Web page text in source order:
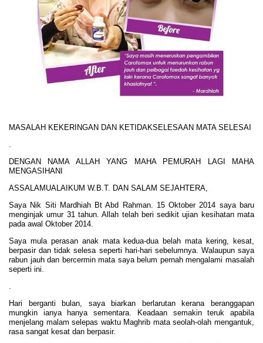
MASALAH KEKERINGAN DAN KETIDAKSELESAAN MATA SELESAI
.
DENGAN NAMA ALLAH YANG MAHA PEMURAH LAGI MAHA
MENGASIHANI
ASSALAMUALAIKUM W.B.T. DAN SALAM SEJAHTERA,
Saya Nik Siti Mardhiah Bt Abd Rahman. 15 Oktober 2014 saya baru
menginjak umur 31 tahun. Allah telah beri sedikit ujian kesihatan mata
pada awal Oktober 2014.
Saya mula perasan anak mata kedua-dua belah mata kering, kesat,
berpasir dan tidak selesa seperti hari-hari sebelumnya. Walaupun saya
rabun jauh dan bercermin mata saya belum pernah mengalami masalah
seperti ini.
.
Hari berganti bulan, saya biarkan berlarutan kerana beranggapan
mungkin ianya hanya sementara. Keadaan semakin teruk apabila
menjelang malam selepas waktu Maghrib mata seolah-olah mengantuk,
rasa sangat kesat dan berpasir.